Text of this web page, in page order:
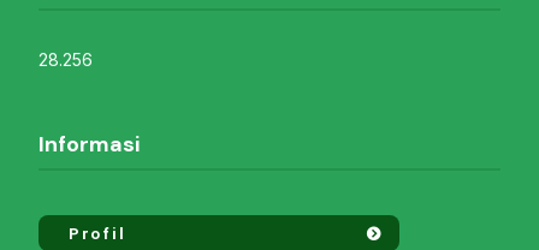
28.256
Informasi
Profil